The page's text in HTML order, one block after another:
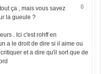
0
ça , mais vous savez
la gueule ?
. Ici c'est rohff en
a le droit de dire si il aime ou
et a dire qu'il sort que de